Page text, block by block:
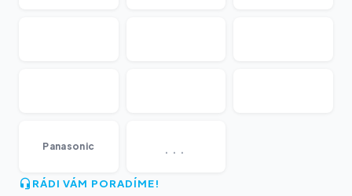
Panasonic ...
RÁDI VÁM PORADÍME!